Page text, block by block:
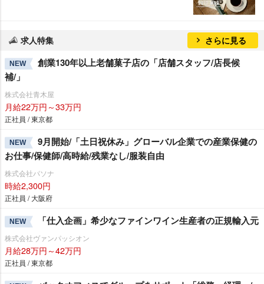
求人特集 さらに見る
NEW
創業130年以上老舗菓子店の「店舗スタッフ/店長候
補/」
株式会社青木屋
月給22万円～33万円
正社員 / 東京都
NEW
9月開始/「土日祝休み」グローバル企業での産業保健の
お仕事/保健師/高時給/残業なし/服装自由
株式会社パソナ
時給2,300円
正社員 / 大阪府
NEW 「仕入企画」希少なファインワイン生産者の正規輸入元
株式会社ヴァンパッシオン
月給28万円～42万円
正社員 / 東京都